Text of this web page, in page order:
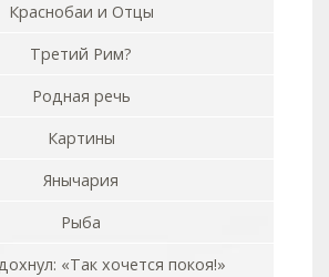
Краснобаи и Отцы
Третий Рим?
Родная речь
Картины
Янычария
Рыба
«Так хочется покоя!»